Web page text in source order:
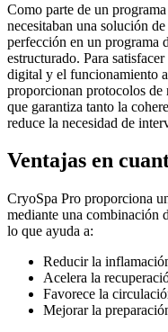
Como parte de un
necesitaban una solución
perfección en un programa
estructurado. Para
digital y el funcionamiento
proporcionan protocolos de
que garantiza tanto la
reduce la necesidad de
Ventajas en
CryoSpa Pro proporciona
mediante una combinación
lo que ayuda a:
Reducir la
Acelera la
Favorece la
Mejorar la